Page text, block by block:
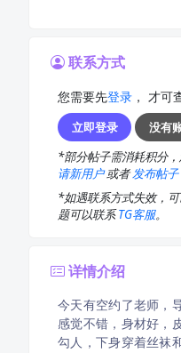
联系方式
您需要先登录 ， 才可
立即登录
没有
*部分帖子需消耗积分
请新用户或者发布帖子
*如遇联系方式失效，
题可以联系TG客服。
详情介绍
今天有空约了老师，
感觉不错，身材好，
勾人，下身穿着丝袜